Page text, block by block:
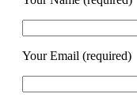
Your Email (required)